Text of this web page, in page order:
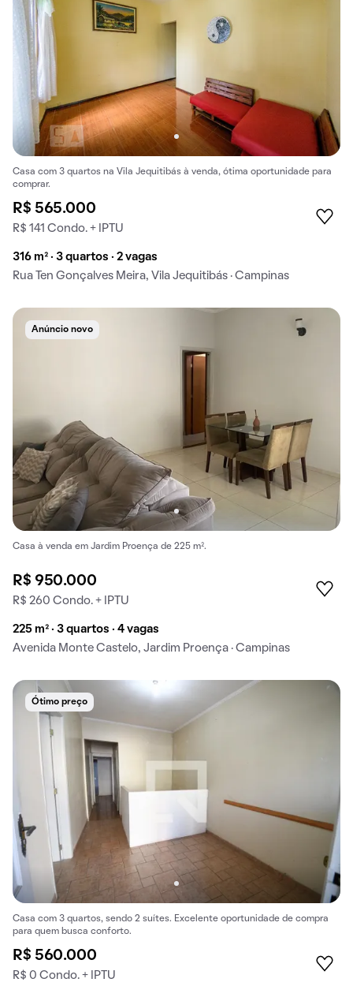
Casa com 3 quartos na Vila Jequitibás à venda, ótima oportunidade para
comprar.
R$ 565.000
R$ 141 Condo. + IPTU
316 m² · 3 quartos · 2 vagas
Rua Ten Gonçalves Meira, Vila Jequitibás · Campinas
Anúncio novo
Casa à venda em Jardim Proença de 225 m².
R$ 950.000
R$ 260 Condo. + IPTU
225 m² · 3 quartos · 4 vagas
Avenida Monte Castelo, Jardim Proença · Campinas
Ótimo preço
Casa com 3 quartos, sendo 2 suítes. Excelente oportunidade de compra
para quem busca conforto.
R$ 560.000
R$ 0 Condo. + IPTU